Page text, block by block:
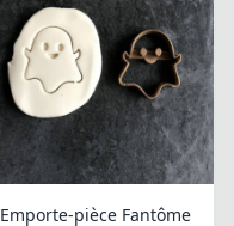
Emporte-pièce Fantôme